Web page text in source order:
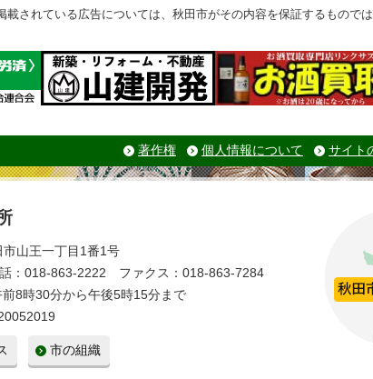
載されている広告については、秋田市がその内容を保証するものでは
著作権 個人情報について サイト
山王一丁目1番1号
：018-863-2222 ファクス：018-863-7284
8時30分から午後5時15分まで
市の組織